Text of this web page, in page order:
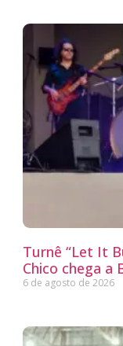
Turnê “Let It
Chico chega a
6 de agosto de 2026